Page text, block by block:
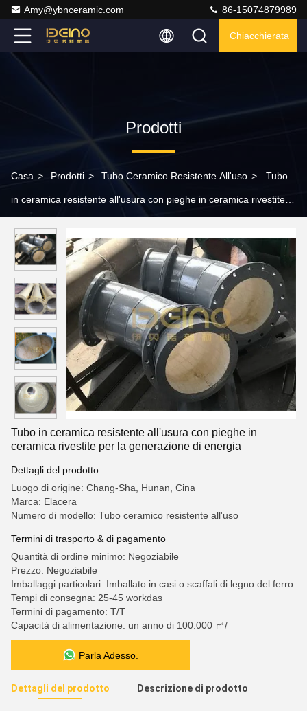
Amy@ybnceramic.com 86-15074879989
Chiacchierata
Prodotti
Casa > Prodotti > Tubo Ceramico Resistente All'uso > Tubo
in ceramica resistente all'usura con pieghe in ceramica rivestite
Tubo in ceramica resistente all'usura con pieghe in
ceramica rivestite per la generazione di energia
Dettagli del prodotto
Luogo di origine: Chang-Sha, Hunan, Cina
Marca: Elacera
Numero di modello: Tubo ceramico resistente all'uso
Termini di trasporto & di pagamento
Quantità di ordine minimo: Negoziabile
Prezzo: Negoziabile
Imballaggi particolari: Imballato in casi o scaffali di legno del ferro
Tempi di consegna: 25-45 workdas
Termini di pagamento: T/T
Capacità di alimentazione: un anno di 100.000 ㎡/
Parla Adesso.
Dettagli del prodotto Descrizione di prodotto